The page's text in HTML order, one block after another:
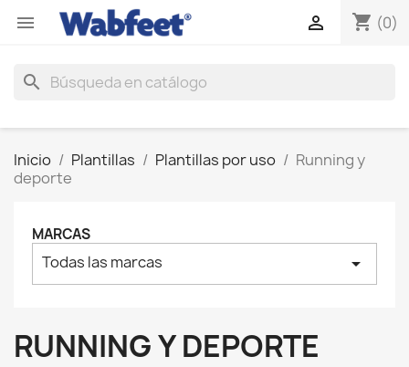
 shopping_cart (0)

search
Inicio Plantillas Plantillas por uso
Running y
deporte
MARCAS
Todas las marcas arrow_drop_down
RUNNING Y DEPORTE